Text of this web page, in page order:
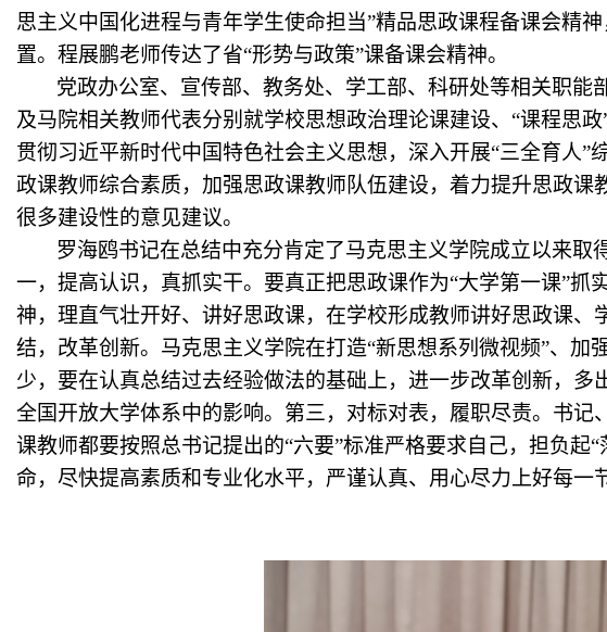
思主义中国化进程与青年学生使命担当”精品思政课程备课会精
置。程展鹏老师传达了省“形势与政策”课备课会精神。
党政办公室、宣传部、教务处、学工部、科研处等相关职
及马院相关教师代表分别就学校思想政治理论课建设、“课程思
贯彻习近平新时代中国特色社会主义思想，深入开展“三全育人
政课教师综合素质，加强思政课教师队伍建设，着力提升思政
很多建设性的意见建议。
罗海鸥书记在总结中充分肯定了马克思主义学院成立以来取
一，提高认识，真抓实干。要真正把思政课作为“大学第一课”抓
神，理直气壮开好、讲好思政课，在学校形成教师讲好思政课
结，改革创新。马克思主义学院在打造“新思想系列微视频”、加
少，要在认真总结过去经验做法的基础上，进一步改革创新，
全国开放大学体系中的影响。第三，对标对表，履职尽责。书记
课教师都要按照总书记提出的“六要”标准严格要求自己，担负起
命，尽快提高素质和专业化水平，严谨认真、用心尽力上好每一